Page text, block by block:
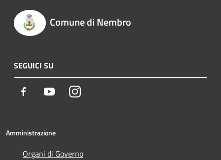
Comune di Nembro
SEGUICI SU
Facebook YoutubeInstagram
Amministrazione
Organi di Governo